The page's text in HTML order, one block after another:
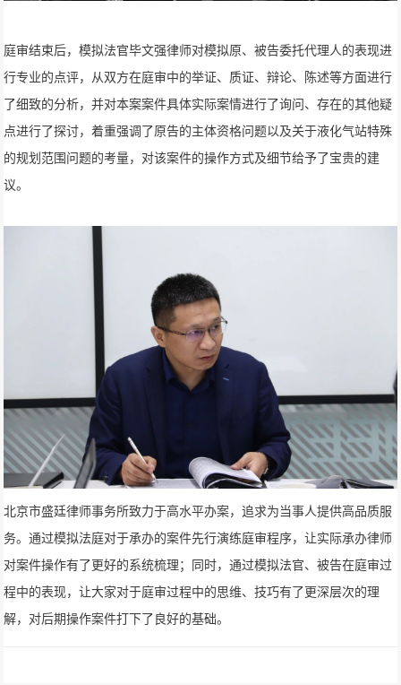
庭审结束后，模拟法官毕文强律师对模拟原、被告委托代理人的表现进
行专业的点评，从双方在庭审中的举证、质证、辩论、陈述等方面进行
了细致的分析，并对本案案件具体实际案情进行了询问、存在的其他疑
点进行了探讨，着重强调了原告的主体资格问题以及关于液化气站特殊
的规划范围问题的考量，对该案件的操作方式及细节给予了宝贵的建
议。
北京市盛廷律师事务所致力于高水平办案，追求为当事人提供高品质服
务。通过模拟法庭对于承办的案件先行演练庭审程序，让实际承办律师
对案件操作有了更好的系统梳理；同时，通过模拟法官、被告在庭审过
程中的表现，让大家对于庭审过程中的思维、技巧有了更深层次的理
解，对后期操作案件打下了良好的基础。